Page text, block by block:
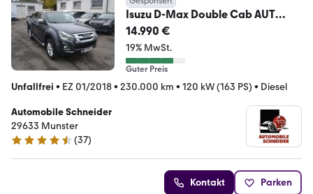
Isuzu D-Max Double Cab AUT
4WD LS 2 Sitze
14.990 €
19% MwSt.
Guter Preis
Unfallfrei • EZ 01/2018• 230.000 km • 120 kW (163 PS) • Diesel
Automobile Schneider
29633 Munster
4.7 Sterne
(37)
Kontakt Parken